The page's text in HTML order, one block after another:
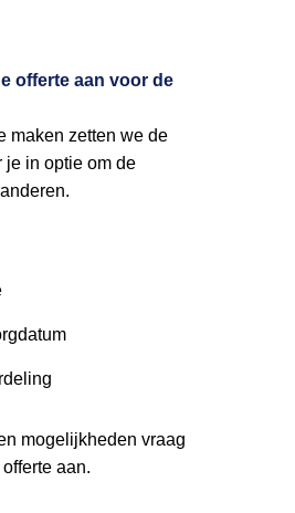
offerte aan voor de
maken zetten we de
je in optie om de
mogelijkheden vraag
aan.